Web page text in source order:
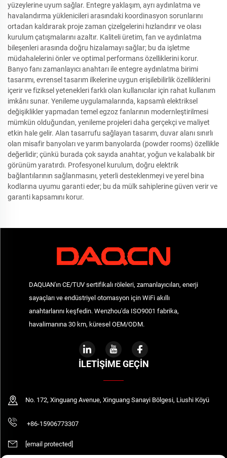
yüzeylerine uyum sağlar. Entegre yaklaşım, ayrı aydınlatma ve
havalandırma yüklenicileri arasındaki koordinasyon sorunlarını
ortadan kaldırarak proje zaman çizelgelerini hızlandırır ve olası
kurulum çatışmalarını azaltır. Kaliteli üretim, fan ve aydınlatma
bileşenleri arasında doğru hizalamayı sağlar; bu da işletme
müdahalelerini önler ve optimal performans özelliklerini korur.
Banyo fanı zamanlayıcı anahtarı ile entegre aydınlatma birimi
tasarımı, evrensel tasarım ilkelerine uygun erişilebilirlik özelliklerini
içerir ve fiziksel yetenekleri farklı olan kullanıcılar için rahat kullanım
imkânı sunar. Yenileme uygulamalarında, kapsamlı elektriksel
değişiklikler yapmadan temel egzoz fanlarının modernleştirilmesi
mümkün olduğundan, yenileme projeleri daha gerçekçi ve maliyet
etkin hale gelir. Alan tasarrufu sağlayan tasarım, duvar alanı sınırlı
olan misafir banyoları ve yarım banyolarda (powder rooms) özellikle
değerlidir; çünkü burada çok sayıda anahtar, yoğun ve kalabalık bir
görünüm yaratırdı. Profesyonel kurulum, doğru elektrik
bağlantılarının sağlanmasını, yeterli desteklenmeyi ve yerel bina
kodlarına uyumu garanti eder; bu da mülk sahiplerine güven verir ve
garanti kapsamını korur.
DAQUAN'ın CE/TUV sertifikalı röleleri, zamanlayıcıları, enerji
sayaçları ve endüstriyel otomasyon için WiFi akıllı
anahtarlarını keşfedin. Wenzhou'da ISO9001 fabrika,
havalimanına 30 km, küresel OEM/ODM.
İLETIŞIME GEÇIN
No. 172, Xinguang Avenue, Xinguang Sanayi Bölgesi, Liushi Köyü
+86-15906773307
[email protected]